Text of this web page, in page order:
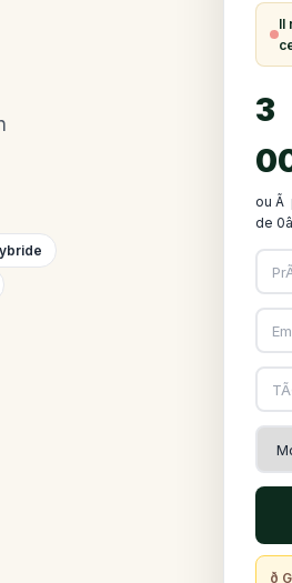
Il
3
ou Ã
de